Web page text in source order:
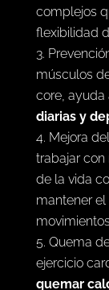
complejos
flexibilidad
músculos
core, ayuda
diarias y
Mejora
trabajar con
de la vida
mantener
Quema
ejercicio
quemar